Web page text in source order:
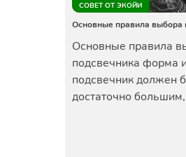
СОВЕТ ОТ ЭКОЙИ
Основные правила выбора
Основные правила
подсвечника форма
подсвечник должен
достаточно